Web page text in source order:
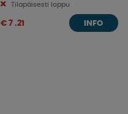
Tilapäisesti loppu
€ 7 .21 INFO